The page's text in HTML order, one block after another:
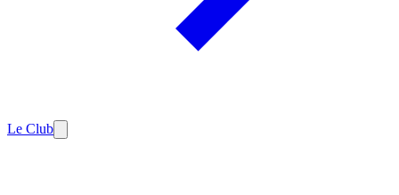
Le Club